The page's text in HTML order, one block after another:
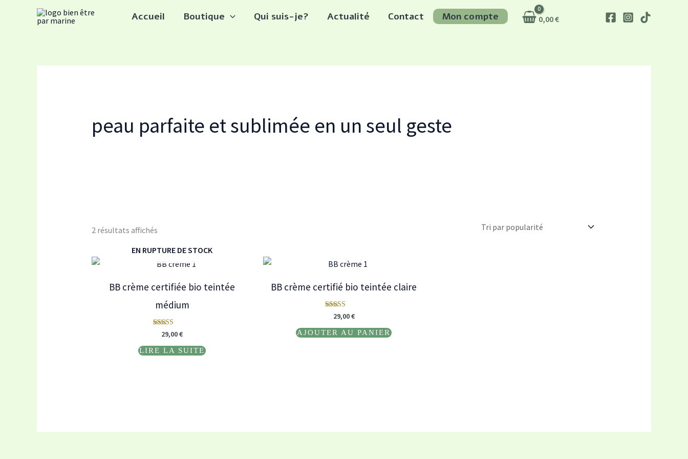
Accueil Boutique Qui suis-je? Actualité Contact Mon compte 0,00€
peau parfaite et sublimée en un seul geste
2 résultats affichés
par
popularité
EN RUPTURE DE STOCK
BB crème certifiée bio teintée
médium
Note
5.00
sur 5
29,00€
LIRE LA SUITE
BB crème certifié bio teintée claire
Note
5.00
sur 5
29,00€
AJOUTER AU PANIER